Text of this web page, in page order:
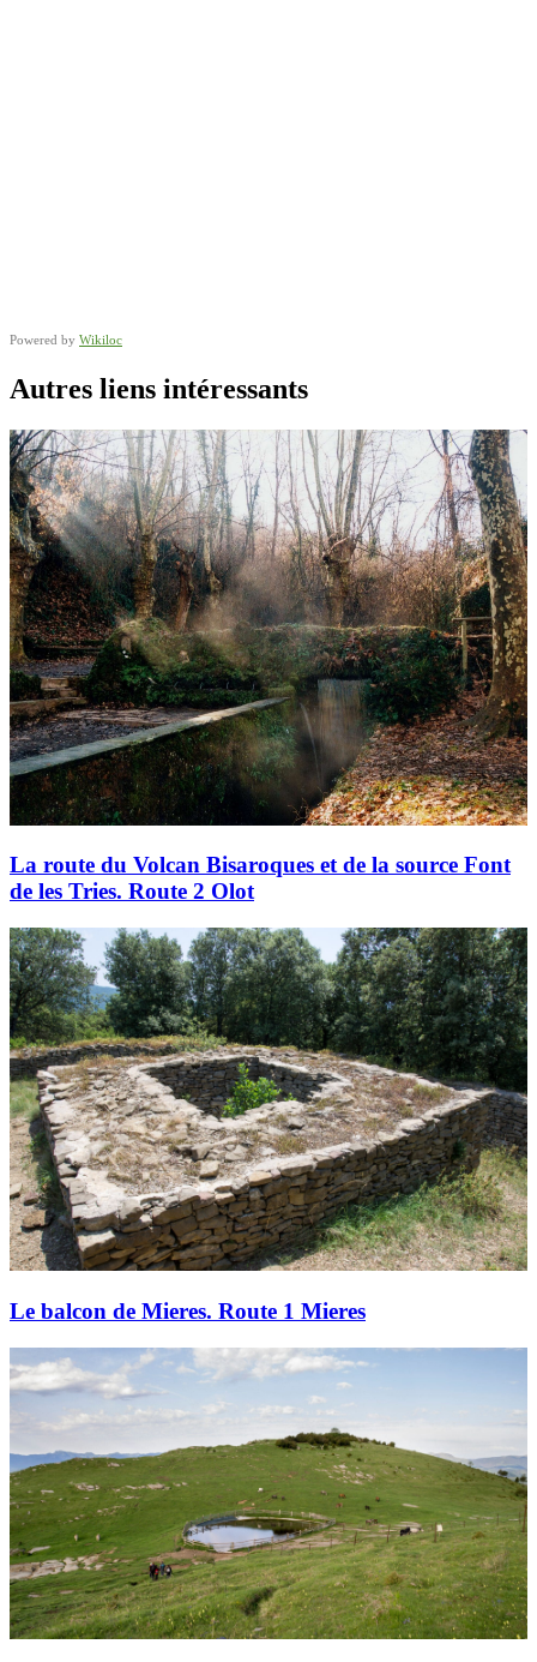
Powered by Wikiloc
Autres liens intéressants
La route du Volcan Bisaroques et de la source Font
de les Tries. Route 2 Olot
Le balcon de Mieres. Route 1 Mieres